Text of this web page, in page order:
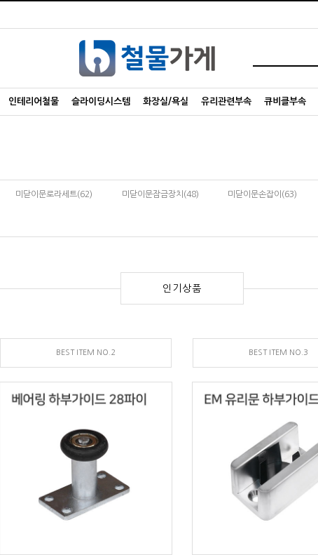
인테리어철물 슬라이딩시스템 화장실/욕실 유리관련부속 큐비클부속
미닫이문로라세트(62) 미닫이문잠금장치(48) 미닫이문손잡이(63)
인기상품
BEST ITEM NO.2 BEST ITEM NO.3